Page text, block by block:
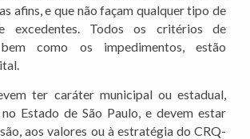
afins, e que não façam qualquer tipo de
excedentes. Todos os critérios de
como os impedimentos, estão
ter caráter municipal ou estadual,
Estado de São Paulo, e devem estar
aos valores ou à estratégia do CRQ-